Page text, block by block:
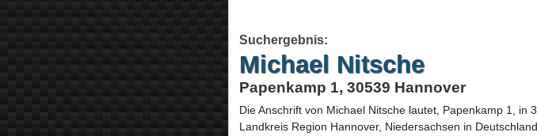
Suchergebnis:
Michael Nitsche
Papenkamp 1, 30539 Hannover
Die Anschrift von Michael Nitschelautet, Papenkamp 1, in
Landkreis Region Hannover, Niedersachsen in Deutschland